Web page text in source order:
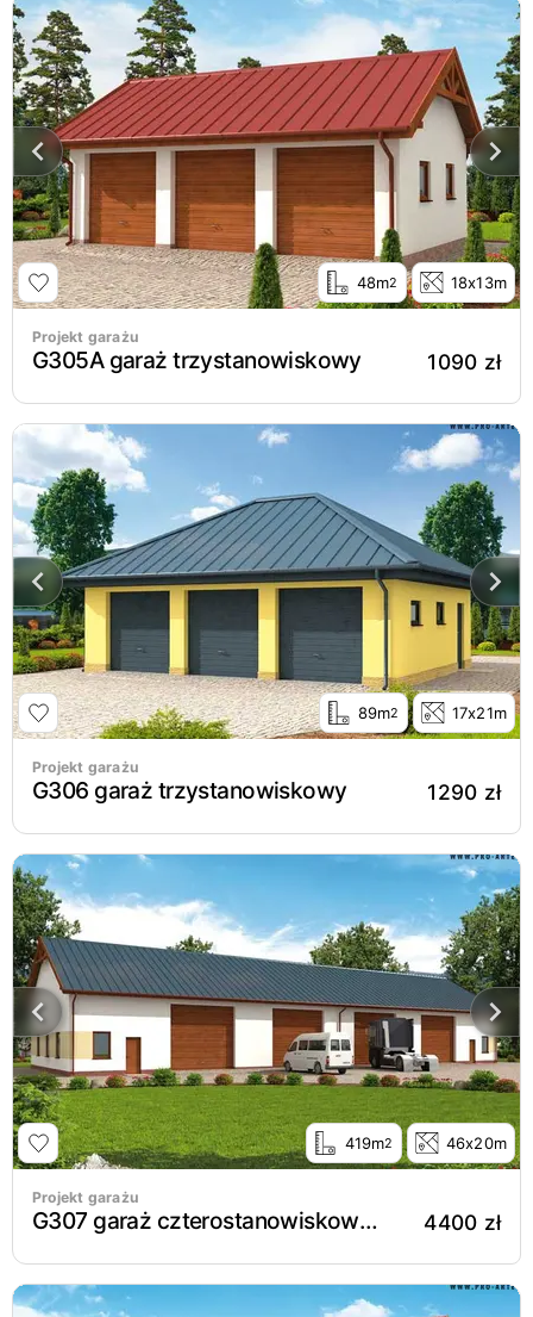
48m2 18x13m
Projekt garażu
G305A garaż trzystanowiskowy 1090 zł
89m2 17x21m
Projekt garażu
G306 garaż trzystanowiskowy 1290 zł
419m2 46x20m
Projekt garażu
G307 garaż czterostanowiskowy z pomieszczeniami gospodarczymi 4400 zł